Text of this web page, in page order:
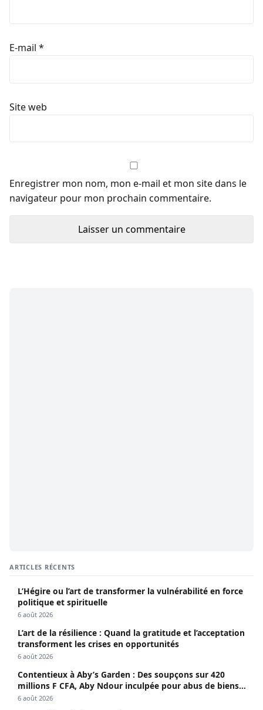
E-mail *
Site web
Enregistrer mon nom, mon e-mail et mon site dans le
navigateur pour mon prochain commentaire.
ARTICLES RÉCENTS
L’Hégire ou l’art de transformer la vulnérabilité en force
politique et spirituelle
6 août 2026
L’art de la résilience : Quand la gratitude et l’acceptation
transforment les crises en opportunités
6 août 2026
Contentieux à Aby’s Garden : Des soupçons sur 420
millions F CFA, Aby Ndour inculpée pour abus de biens
sociaux
6 août 2026